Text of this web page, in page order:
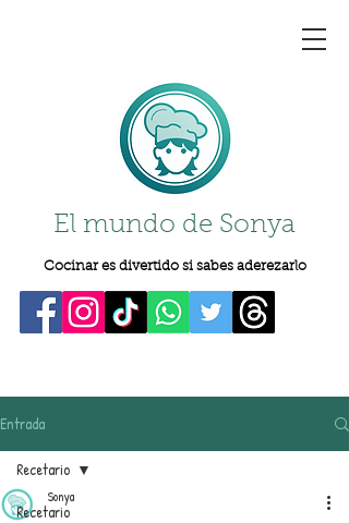
El mundo de Sonya
Cocinar es divertido si sabes aderezarlo
Entrada
Recetario
Recetario
Sonya